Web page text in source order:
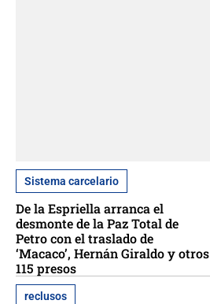
Sistema carcelario
De la Espriella arranca el
desmonte de la Paz Total de
Petro con el traslado de
‘Macaco’, Hernán Giraldo y otros
115 presos
reclusos